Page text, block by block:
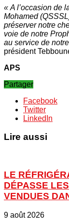
« A l’occasion de
Mohamed
préserver notre
voie de notre
au service de
président
APS
Partager
Facebook
Twitter
LinkedIn
Lire aussi
LE
DÉPASSE
VENDUES
9 août 2026